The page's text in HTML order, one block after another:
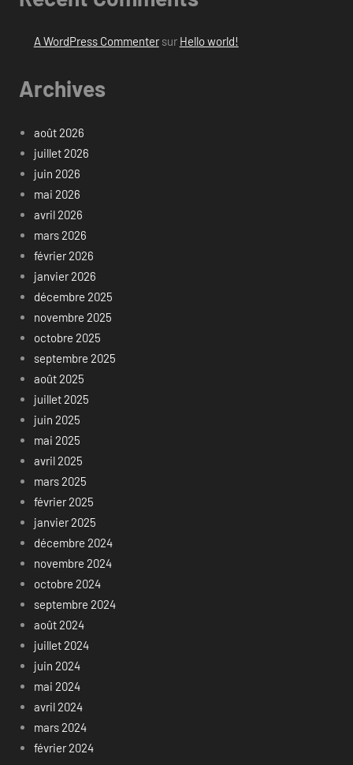
A WordPress Commentersur Hello world!
Archives
août 2026
juillet 2026
juin 2026
mai 2026
avril 2026
mars 2026
février 2026
janvier 2026
décembre 2025
novembre 2025
octobre 2025
septembre 2025
août 2025
juillet 2025
juin 2025
mai 2025
avril 2025
mars 2025
février 2025
janvier 2025
décembre 2024
novembre 2024
octobre 2024
septembre 2024
août 2024
juillet 2024
juin 2024
mai 2024
avril 2024
mars 2024
février 2024